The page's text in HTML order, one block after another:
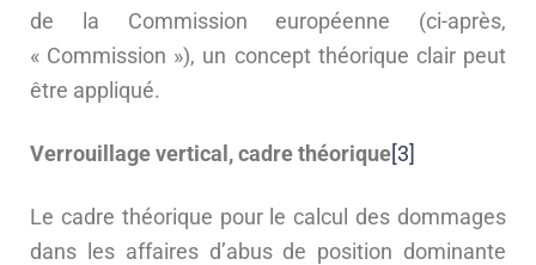
de la Commission européenne (ci-après,
« Commission »), un concept théorique clair peut
être appliqué.
Verrouillage vertical, cadre théorique[3]
Le cadre théorique pour le calcul des dommages
dans les affaires d’abus de position dominante